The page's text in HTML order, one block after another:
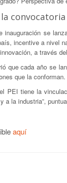
convocatoria
inauguración se
incentive a nivel
a través
que cada año se
que la conforman.
PEI tiene la
a la industria”,
aquí